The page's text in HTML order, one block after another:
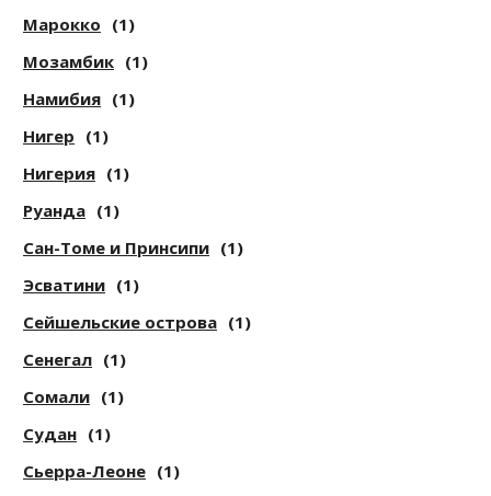
Марокко (1)
Мозамбик (1)
Намибия (1)
Нигер (1)
Нигерия (1)
Руанда (1)
Сан-Томе и Принсипи (1)
Эсватини (1)
Сейшельские острова (1)
Сенегал (1)
Сомали (1)
Судан (1)
Сьерра-Леоне (1)